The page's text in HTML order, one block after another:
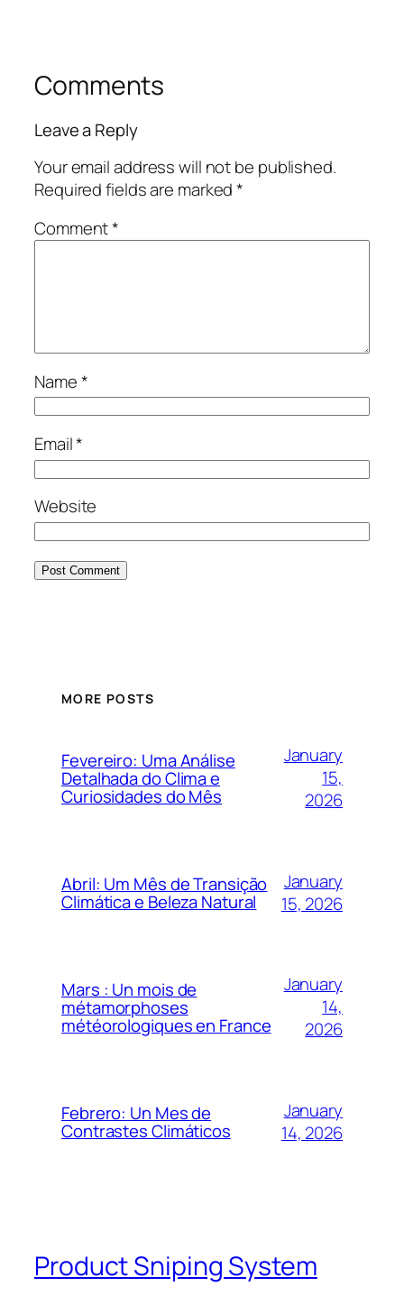
Comments
Leave a Reply
Your email address will not be published.
Required fields are marked*
Comment*
Name*
Email*
Website
MORE POSTS
Fevereiro: Uma Análise
Detalhada do Clima e
Curiosidades do Mês
January
15,
2026
Abril: Um Mês de Transição
Climática e Beleza Natural
January
15, 2026
Mars : Un mois de
métamorphoses
météorologiques en France
January
14,
2026
Febrero: Un Mes de
Contrastes Climáticos
January
14, 2026
Product Sniping System